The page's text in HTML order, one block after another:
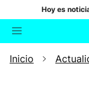
Hoy es
Buscador
Inicio